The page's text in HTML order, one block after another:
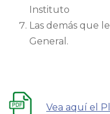
Instituto
Las demás que
General.
Vea aquí el